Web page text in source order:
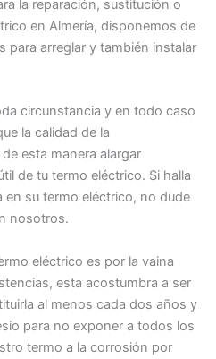
la reparación, sustitución o
en Almería, disponemos de
para arreglar y también instalar
circunstancia y en todo caso
la calidad de la
esta manera alargar
de tu termo eléctrico. Si halla
en su termo eléctrico, no dude
nosotros.
eléctrico es por la vaina
esta acostumbra a ser
al menos cada dos años y
para no exponer a todos los
termo a la corrosión por